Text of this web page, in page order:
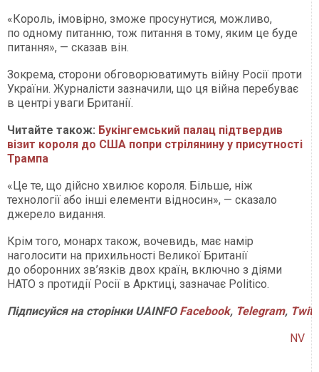
«Король, імовірно, зможе просунутися, можливо,
по одному питанню, тож питання в тому, яким це буде
питання», — сказав він.
Зокрема, сторони обговорюватимуть війну Росії проти
України. Журналісти зазначили, що ця війна перебуває
в центрі уваги Британії.
Читайте також: Букінгемський палац підтвердив
візит короля до США попри стрілянину у присутності
Трампа
«Це те, що дійсно хвилює короля. Більше, ніж
технології або інші елементи відносин», — сказало
джерело видання.
Крім того, монарх також, вочевидь, має намір
наголосити на прихильності Великої Британії
до оборонних зв’язків двох країн, включно з діями
НАТО з протидії Росії в Арктиці, зазначає Politico.
Підписуйся на сторінки UAINFO Facebook, Telegram,
NV